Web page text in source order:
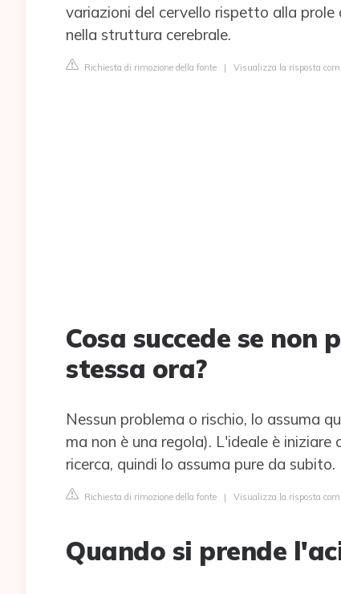
variazioni del cervello rispetto alla
nella struttura cerebrale.
Richiesta di rimozione della fonte | Visualizza la risposta
Cosa succede se
stessa ora?
Nessun problema o rischio, lo assuma
ma non è una regola). L'ideale è
ricerca, quindi lo assuma pure da
Richiesta di rimozione della fonte | Visualizza la risposta
Quando si prende